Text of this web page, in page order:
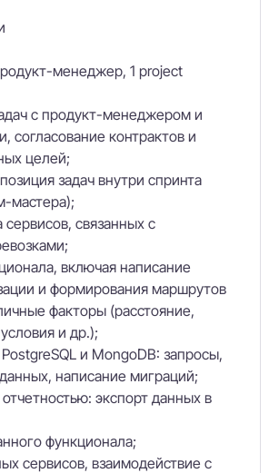
менеджер, 1 project
с продукт-менеджером и
согласование контрактов и
целей;
задач внутри спринта
мастера);
связанных с
включая написание
и формирования маршрутов
факторы (расстояние,
и др.);
и MongoDB: запросы,
написание миграций;
экспорт данных в
функционала;
сервисов, взаимодействие с